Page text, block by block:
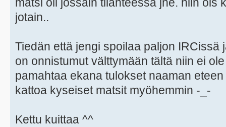
jotain..
Tiedän että jengi spoilaa paljon IRCissä
on onnistumut välttymään tältä niin ei
pamahtaa ekana tulokset naaman eteen
kattoa kyseiset matsit myöhemmin -_-
Kettu kuittaa ^^